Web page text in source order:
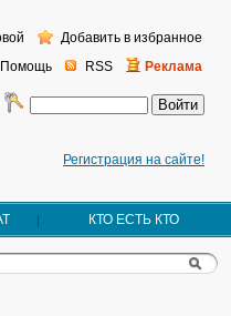
Регистрация на сайте!
Помощь RSS Реклама
Добавить в избранное
КТО ЕСТЬ КТО